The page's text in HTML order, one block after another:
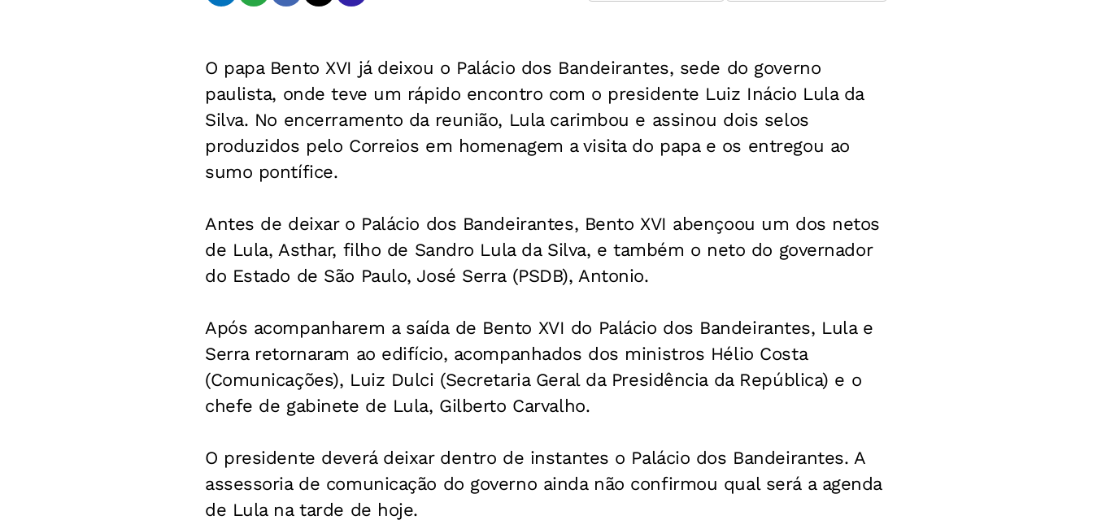
O papa Bento XVI já deixou o Palácio dos Bandeirantes, sede do governo
paulista, onde teve um rápido encontro com o presidente Luiz Inácio Lula da
Silva. No encerramento da reunião, Lula carimbou e assinou dois selos
produzidos pelo Correios em homenagem a visita do papa e os entregou ao
sumo pontífice.
Antes de deixar o Palácio dos Bandeirantes, Bento XVI abençoou um dos netos
de Lula, Asthar, filho de Sandro Lula da Silva, e também o neto do governador
do Estado de São Paulo, José Serra (PSDB), Antonio.
Após acompanharem a saída de Bento XVI do Palácio dos Bandeirantes, Lula e
Serra retornaram ao edifício, acompanhados dos ministros Hélio Costa
(Comunicações), Luiz Dulci (Secretaria Geral da Presidência da República) e o
chefe de gabinete de Lula, Gilberto Carvalho.
O presidente deverá deixar dentro de instantes o Palácio dos Bandeirantes. A
assessoria de comunicação do governo ainda não confirmou qual será a agenda
de Lula na tarde de hoje.